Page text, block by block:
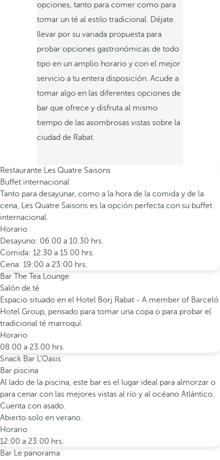
opciones, tanto para comer como para
tomar un té al estilo tradicional. Déjate
llevar por su variada propuesta para
probar opciones gastronómicas de todo
tipo en un amplio horario y con el mejor
servicio a tu entera disposición. Acude a
tomar algo en las diferentes opciones de
bar que ofrece y disfruta al mismo
tiempo de las asombrosas vistas sobre la
ciudad de Rabat.
Restaurante Les Quatre Saisons
Buffet internacional
Tanto para desayunar, como a la hora de la comida y de la
cena, Les Quatre Saisons es la opción perfecta con su buffet
internacional.
Horario
Desayuno: 06.00 a 10.30 hrs.
Comida: 12.30 a 15.00 hrs.
Cena: 19:00 a 23:00 hrs.
Bar The Tea Lounge
Salón de té
Espacio situado en el Hotel Borj Rabat - A member of Barceló
Hotel Group, pensado para tomar una copa o para probar el
tradicional té marroquí.
Horario
08.00 a 23.00 hrs.
Snack Bar L'Oasis
Bar piscina
Al lado de la piscina, este bar es el lugar ideal para almorzar o
para cenar con las mejores vistas al río y al océano Atlántico.
Cuenta con asado.
Abierto solo en verano.
Horario
12:00 a 23:00 hrs.
Bar Le panorama